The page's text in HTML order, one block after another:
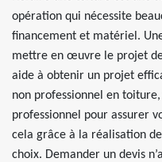
opération qui nécessite
financement et matériel.
mettre en œuvre le projet
aide à obtenir un projet
non professionnel en toiture,
professionnel pour assurer
cela grâce à la réalisation
choix. Demander un devis